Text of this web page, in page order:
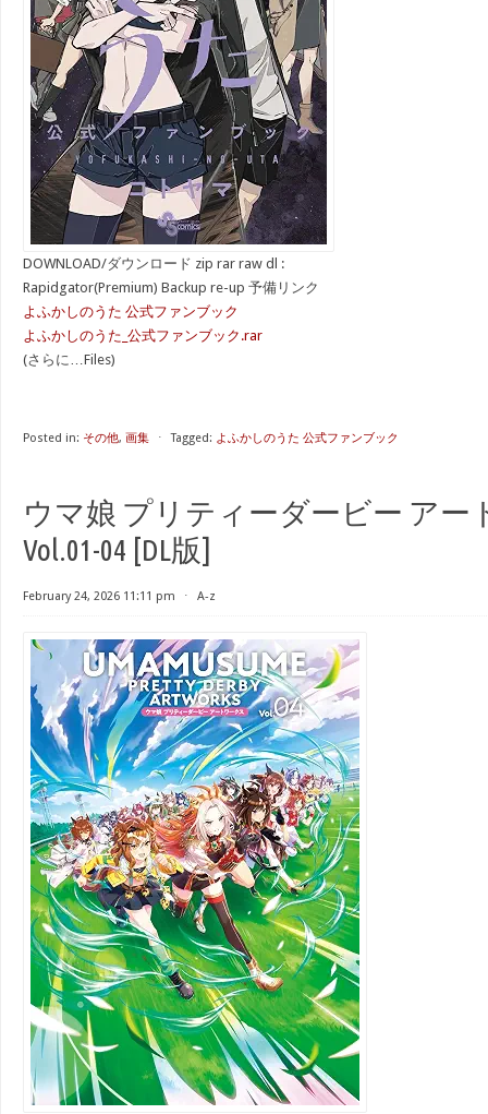
DOWNLOAD/ダウンロード zip rar raw dl :
Rapidgator(Premium) Backup re-up 予備リンク
よふかしのうた 公式ファンブック
よふかしのうた_公式ファンブック.rar
(さらに…Files)
Posted in: その他, 画集 ⋅ Tagged: よふかしのうた 公式ファンブック
ウマ娘 プリティーダービー アー
Vol.01-04 [DL版]
February 24, 2026 11:11 pm ⋅ A-z